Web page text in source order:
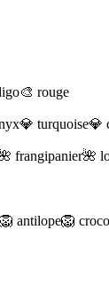
🎨 rouge
💎 turquoise💎
frangipanier🌺
🦁 antilope🦁